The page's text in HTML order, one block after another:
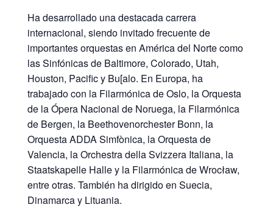
Ha desarrollado una destacada carrera
internacional, siendo invitado frecuente de
importantes orquestas en América del Norte como
las Sinfónicas de Baltimore, Colorado, Utah,
Houston, Paciﬁc y Bu[alo. En Europa, ha
trabajado con la Filarmónica de Oslo, la Orquesta
de la Ópera Nacional de Noruega, la Filarmónica
de Bergen, la Beethovenorchester Bonn, la
Orquesta ADDA Simfònica, la Orquesta de
Valencia, la Orchestra della Svizzera Italiana, la
Staatskapelle Halle y la Filarmónica de Wrocław,
entre otras. También ha dirigido en Suecia,
Dinamarca y Lituania.